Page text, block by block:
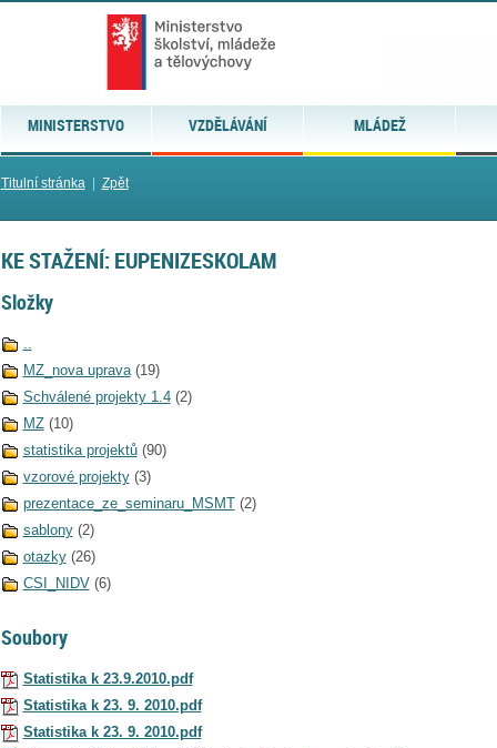
MINISTERSTVO VZDĚLÁVÁNÍ MLÁDEŽ
Titulní stránka| Zpět
KE STAŽENÍ: EUPENIZESKOLAM
Složky
..
MZ_nova uprava (19)
Schválené projekty 1.4 (2)
MZ (10)
statistika projektů (90)
vzorové projekty (3)
prezentace_ze_seminaru_MSMT (2)
sablony (2)
otazky (26)
CSI_NIDV (6)
Soubory
Statistika k 23.9.2010.pdf
Statistika k 23. 9. 2010.pdf
Statistika k 23. 9. 2010.pdf